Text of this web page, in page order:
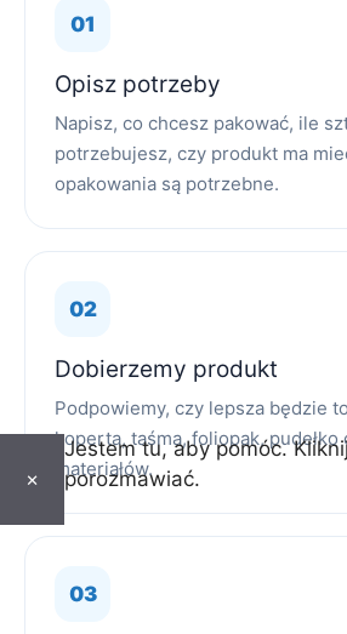
Opisz potrzeby
Napisz, co chcesz pakować, ile
potrzebujesz, czy produkt ma
opakowania są potrzebne.
Dobierzemy produkt
Podpowiemy, czy lepsza będzie
koperta, taśma, foliopak,
materiałów.
×
Jestem tu, aby pomóc.
porozmawiać.